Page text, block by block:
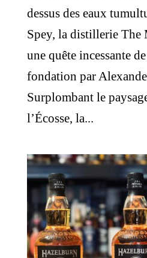
dessus des eaux
Spey, la distillerie The
une quête incessante
fondation par
Surplombant le
l’Écosse, la...